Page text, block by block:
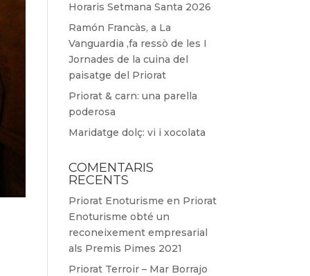
Horaris Setmana Santa 2026
Ramón Francàs, a La
Vanguardia ,fa ressò de les I
Jornades de la cuina del
paisatge del Priorat
Priorat & carn: una parella
poderosa
Maridatge dolç: vi i xocolata
COMENTARIS
RECENTS
Priorat Enoturisme en Priorat
Enoturisme obté un
reconeixement empresarial
als Premis Pimes 2021
Priorat Terroir – Mar Borrajo